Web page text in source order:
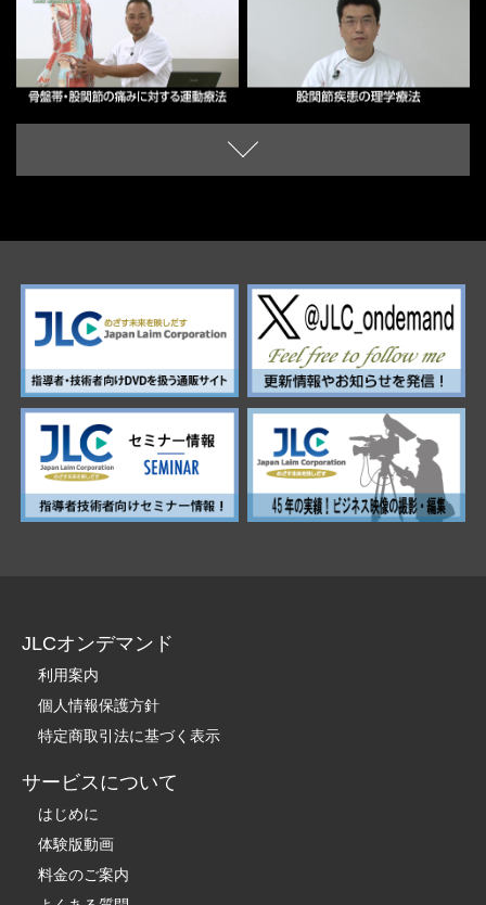
JLCオンデマンド
利用案内
個人情報保護方針
特定商取引法に基づく表示
サービスについて
はじめに
体験版動画
料金のご案内